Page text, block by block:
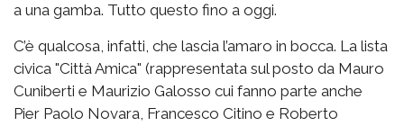
a una gamba. Tutto questo fino a oggi.
C’è qualcosa, infatti, che lascia l’amaro in bocca. La lista
civica "Città Amica" (rappresentata sul posto da Mauro
Cuniberti e Maurizio Galosso cui fanno parte anche
Pier Paolo Novara, Francesco Citino e Roberto